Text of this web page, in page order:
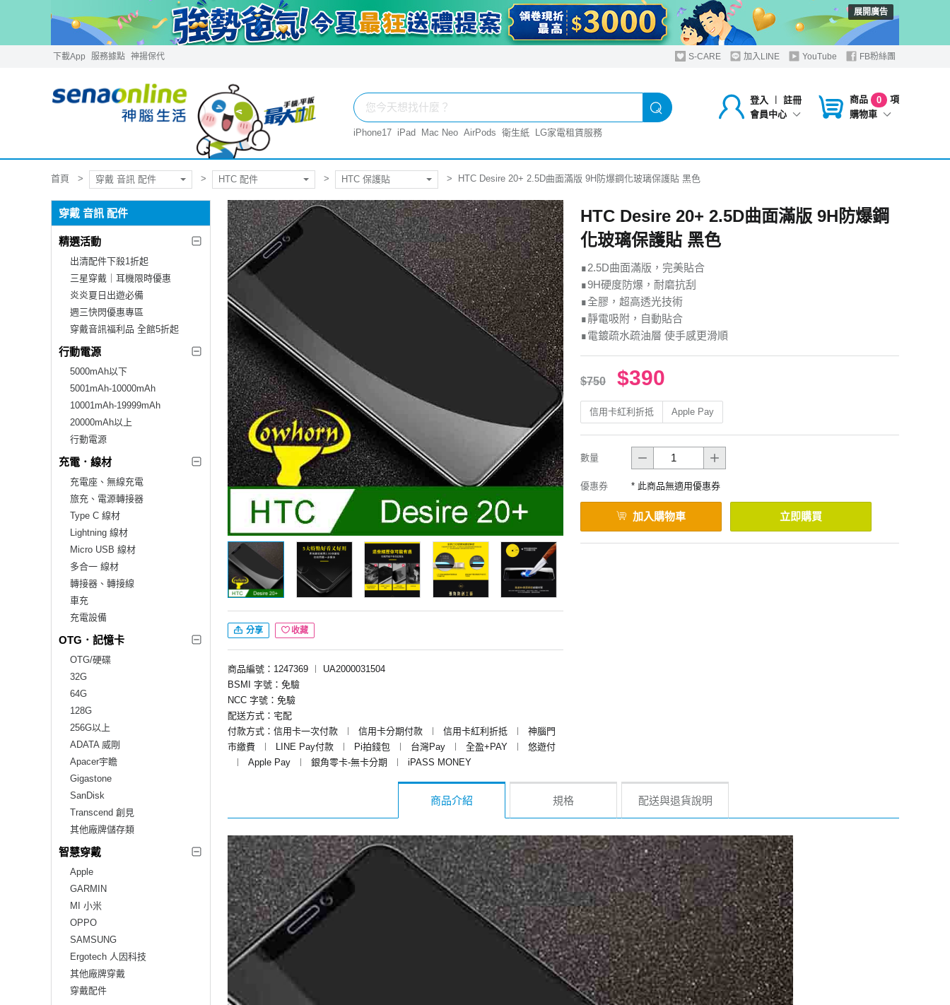
展開廣告
下載App 服務據點 神揚保代 S-CARE 加入LINE YouTube FB粉絲團
登入 ︱
註冊
會員中心
商品 0
項
購物車
iPhone17 iPad Mac Neo AirPods 衛生紙 LG家電租賃服務
首頁 穿戴 音訊 配件 HTC 配件 HTC 保護貼 HTC Desire 20+ 2.5D曲面滿版 9H防爆鋼化玻璃保護貼 黑色
穿戴 音訊 配件
精選活動
出清配件下殺1折起
三星穿戴｜耳機限時優惠
炎炎夏日出遊必備
週三快閃優惠專區
穿戴音訊福利品 全館5折起
行動電源
5000mAh以下
5001mAh-10000mAh
10001mAh-19999mAh
20000mAh以上
行動電源
充電．線材
充電座、無線充電
旅充、電源轉接器
Type C 線材
Lightning 線材
Micro USB 線材
多合一 線材
轉接器、轉接線
車充
充電設備
OTG．記憶卡
OTG/硬碟
32G
64G
128G
256G以上
ADATA 威剛
Apacer宇瞻
Gigastone
SanDisk
Transcend 創見
其他廠牌儲存類
智慧穿戴
Apple
GARMIN
MI 小米
OPPO
SAMSUNG
Ergotech 人因科技
其他廠牌穿戴
穿戴配件
分享 收藏
商品編號：1247369 ︱
UA2000031504
BSMI 字號：免驗
NCC 字號：免驗
配送方式：宅配
付款方式：信用卡一次付款
︱ 信用卡分期付款 ︱ 信用卡紅利折抵 ︱
神腦門
市繳費
︱ LINE Pay付款 ︱ Pi拍錢包 ︱ 台灣Pay ︱ 全盈+PAY ︱
悠遊付
︱
Apple Pay ︱ 銀角零卡-無卡分期 ︱ iPASS MONEY
HTC Desire 20+ 2.5D曲面滿版 9H防爆鋼
化玻璃保護貼 黑色
∎2.5D曲面滿版，完美貼合
∎9H硬度防爆，耐磨抗刮
∎全膠，超高透光技術
∎靜電吸附，自動貼合
∎電鍍疏水疏油層 使手感更滑順
$750 $390
信用卡紅利折抵 Apple Pay
數量
優惠券 * 此商品無適用優惠券
加入購物車 立即購買
商品介紹 規格 配送與退貨說明